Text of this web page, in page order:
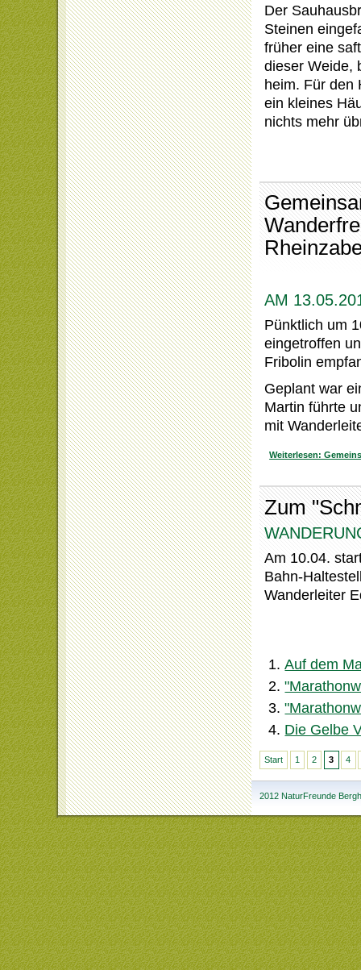
Der
Steinen
früher eine
dieser Weide,
heim. Für den
ein kleines
nichts mehr
AM
Pünktlich um
eingetroffen
Fribolin
Geplant war
Martin führte
mit
Weiterlesen:
Zum
Am 10.04.
Bahn-
Wanderleiter
Auf dem
Die Gelbe
Start 1 2 3 4
2012 NaturFreunde